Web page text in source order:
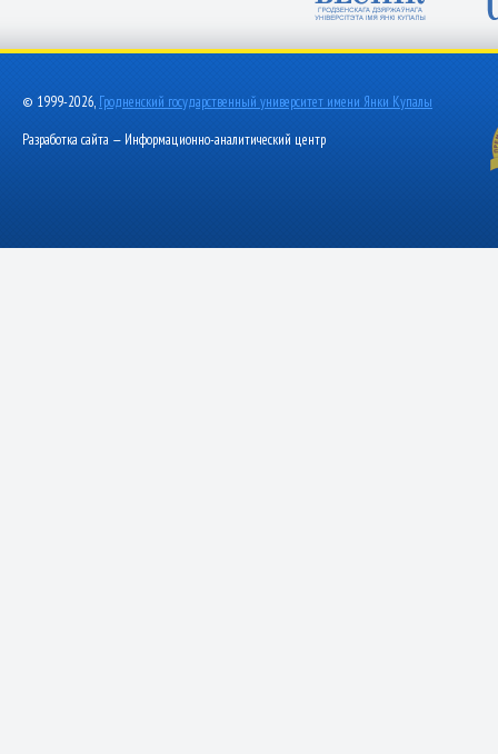
© 1999-2026, Гродненский государственный университет имени Янки Купалы
Разработка сайта — Информационно-аналитический центр